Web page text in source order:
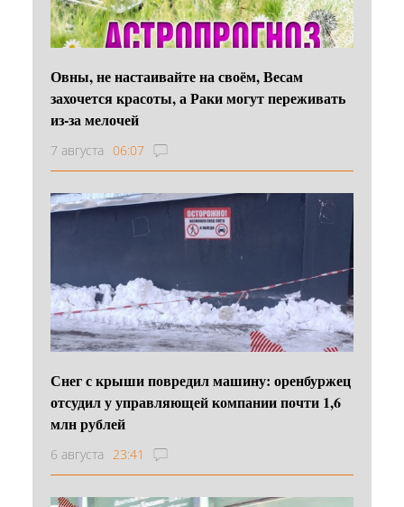
Овны, не настаивайте на своём, Весам
захочется красоты, а Раки могут переживать
из-за мелочей
7 августа 06:07
Снег с крыши повредил машину: оренбуржец
отсудил у управляющей компании почти 1,6
млн рублей
6 августа 23:41